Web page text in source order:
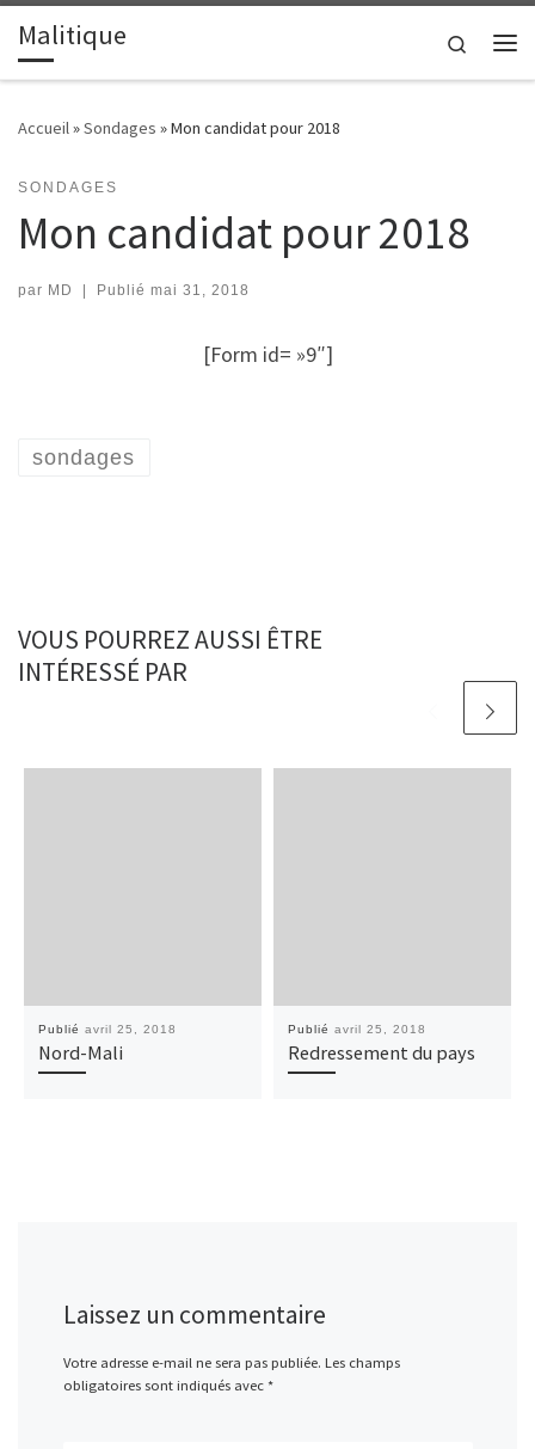
Passer au contenu
Malitique
Search
Accueil»Sondages »Mon candidat pour 2018
SONDAGES
Mon candidat pour 2018
par MD | Publié mai 31, 2018
[Form id= »9″]
sondages
VOUS POURREZ AUSSI ÊTRE
INTÉRESSÉ PAR
Publié avril 25, 2018
Nord-Mali
Publié avril 25, 2018
Redressement du pays
Laissez un commentaire
Votre adresse e-mail ne sera pas publiée. Les champs
obligatoires sont indiqués avec *